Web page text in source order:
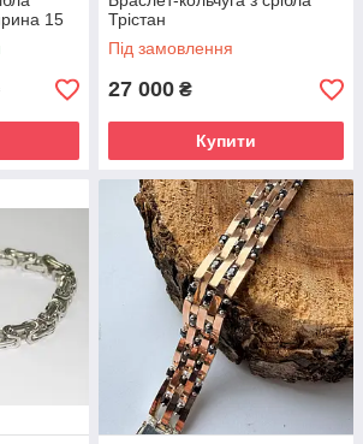
15
Трістан
Під замовлення
27 000 ₴
Купити